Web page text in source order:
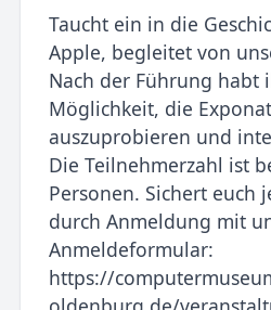
Taucht ein in die
Apple, begleitet von
Nach der Führung habt
Möglichkeit, die
auszuprobieren und
Die Teilnehmerzahl ist
Personen. Sichert euch
durch Anmeldung mit
Anmeldeformular:
https://